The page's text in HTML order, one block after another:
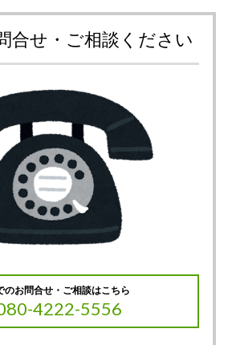
合せ・ご相談ください
のお問合せ・ご相談はこちら
4222-5556